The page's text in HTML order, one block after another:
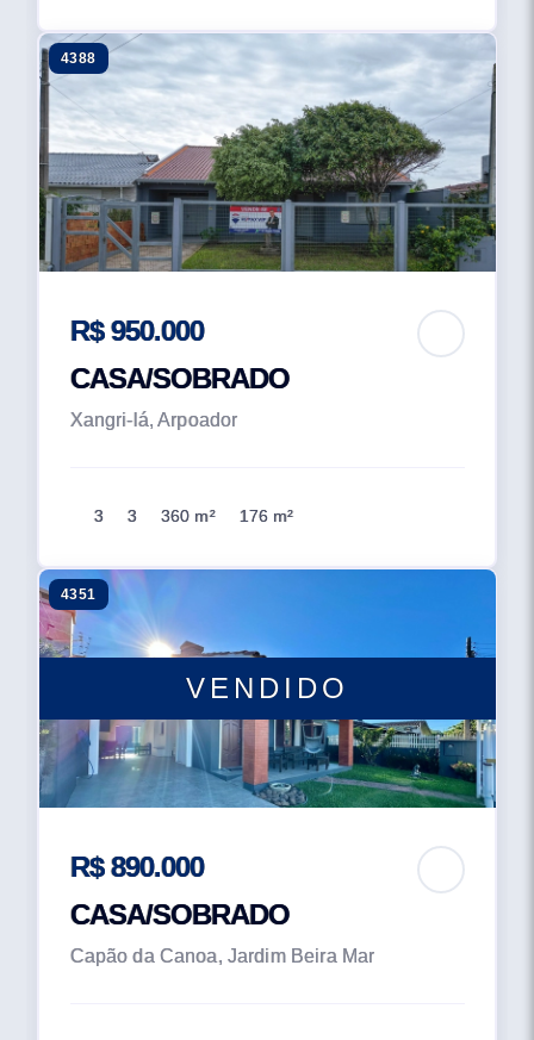
4388
R$ 950.000
CASA/SOBRADO
Xangri-lá, Arpoador
3 3 360 m² 176 m²
VENDIDO
4351
R$ 890.000
CASA/SOBRADO
Capão da Canoa, Jardim Beira Mar